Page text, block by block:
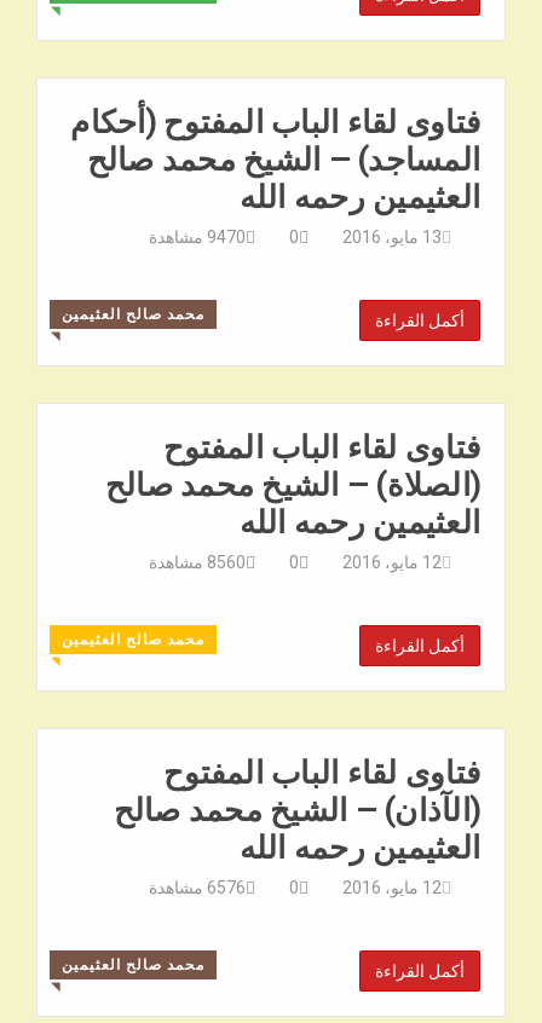
◥
فتاوى لقاء الباب المفتوح (أحكام
المساجد) – الشيخ محمد صالح
العثيمين رحمه الله
13 مايو، 2016 0
9470 مشاهدة
محمد صالح العثيمين
◥
أكمل القراءة
فتاوى لقاء الباب المفتوح
(الصلاة) – الشيخ محمد صالح
العثيمين رحمه الله
12 مايو، 2016 0
8560 مشاهدة
محمد صالح العثيمين
◥
أكمل القراءة
فتاوى لقاء الباب المفتوح
(الآذان) – الشيخ محمد صالح
العثيمين رحمه الله
12 مايو، 2016 0
6576 مشاهدة
محمد صالح العثيمين
◥
أكمل القراءة